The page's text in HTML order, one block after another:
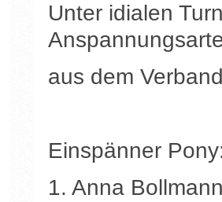
Unter idialen
aus dem
Einspänner
1. Anna